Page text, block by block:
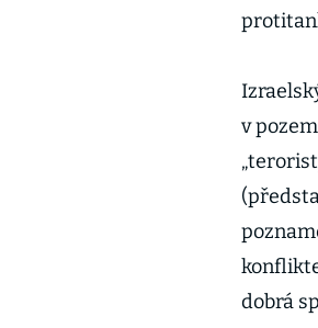
v
dobrá